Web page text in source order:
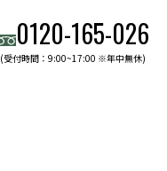
0120-165-026
(受付時間：9:00~17:00 ※年中無休)